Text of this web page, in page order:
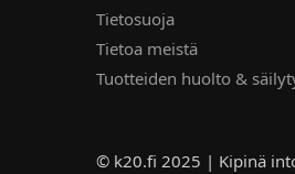
Tietosuoja
Tietoa meistä
Tuotteiden huolto &
© k20.fi 2025 | Kipinä